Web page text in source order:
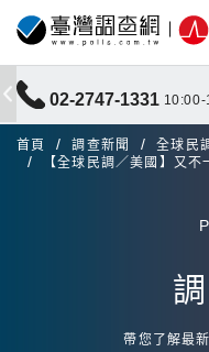
02-2747-1331 10:00-
首頁 調查新聞
全球民
【全球民調／美國】又
帶您了解最